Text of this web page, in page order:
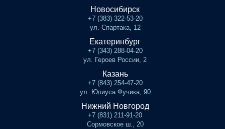
Новосибирск
+7 (383) 322-53-20
ул. Спартака, 12
Екатеринбург
+7 (343) 288-04-20
ул. Героев России, 2
Казань
+7 (843) 254-47-20
ул. Юлиуса Фучика, 90
Нижний Новгород
+7 (831) 211-91-20
Сормовское ш., 20